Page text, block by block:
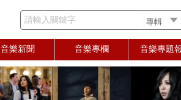
請輸入關鍵字
音樂新聞 音樂專欄 音樂專題